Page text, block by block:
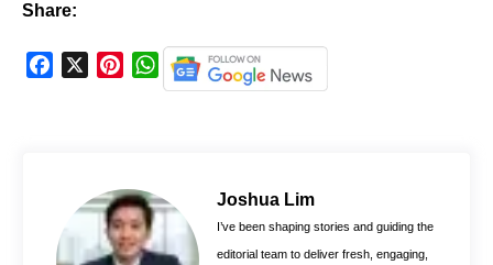
Share:
k
r
e
s
W
h
A
p
Joshua Lim
I’ve been shaping stories and guiding the
editorial team to deliver fresh, engaging,